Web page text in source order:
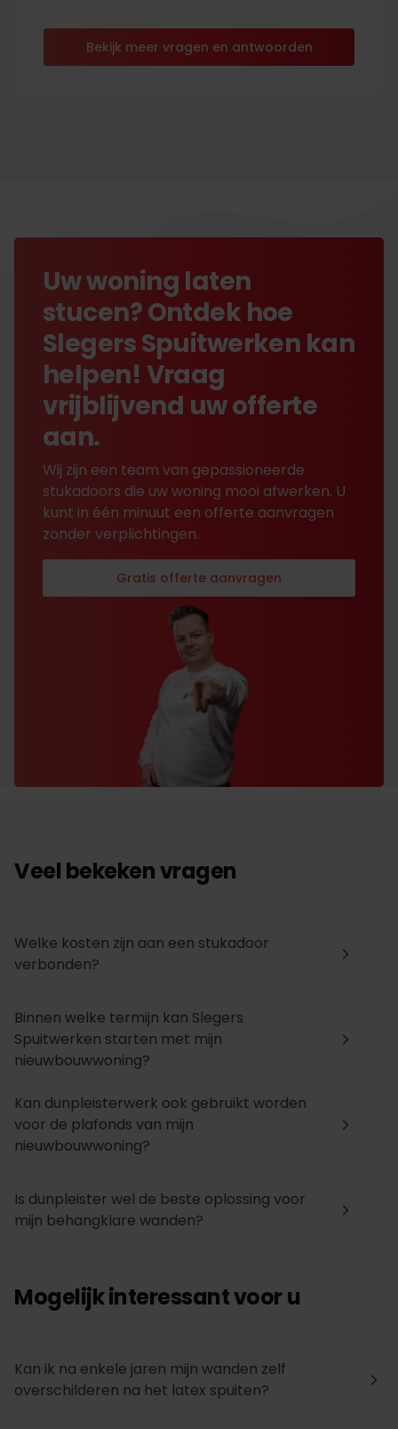
Bekijk meer vragen en antwoorden
Uw woning laten
stucen? Ontdek hoe
Slegers Spuitwerken kan
helpen! Vraag
vrijblijvend uw offerte
aan.
Wij zijn een team van gepassioneerde
stukadoors die uw woning mooi afwerken. U
kunt in één minuut een offerte aanvragen
zonder verplichtingen.
Gratis offerte aanvragen
Veel bekeken vragen
Mogelijk interessant voor u
Welke kosten zijn aan een stukadoor
verbonden?
arrow_forward_ios
Binnen welke termijn kan Slegers
Spuitwerken starten met mijn
nieuwbouwwoning?
arrow_forward_ios
Kan dunpleisterwerk ook gebruikt worden
voor de plafonds van mijn
nieuwbouwwoning?
arrow_forward_ios
Is dunpleister wel de beste oplossing voor
mijn behangklare wanden?
arrow_forward_ios
Kan ik na enkele jaren mijn wanden zelf
overschilderen na het latex spuiten?
arrow_forward_ios